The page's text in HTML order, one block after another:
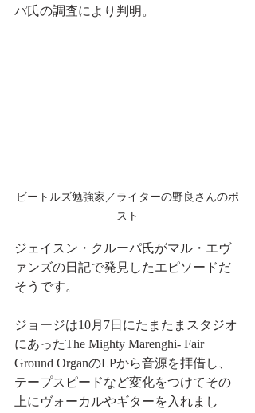
パ氏の調査により判明。
ビートルズ勉強家／ライターの野良さんのポ
スト
ジェイスン・クルーパ氏がマル・エヴ
ァンズの日記で発見したエピソードだ
そうです。
ジョージは10月7日にたまたまスタジオ
にあったThe Mighty Marenghi- Fair
Ground OrganのLPから音源を拝借し、
テープスピードなど変化をつけてその
上にヴォーカルやギターを入れまし